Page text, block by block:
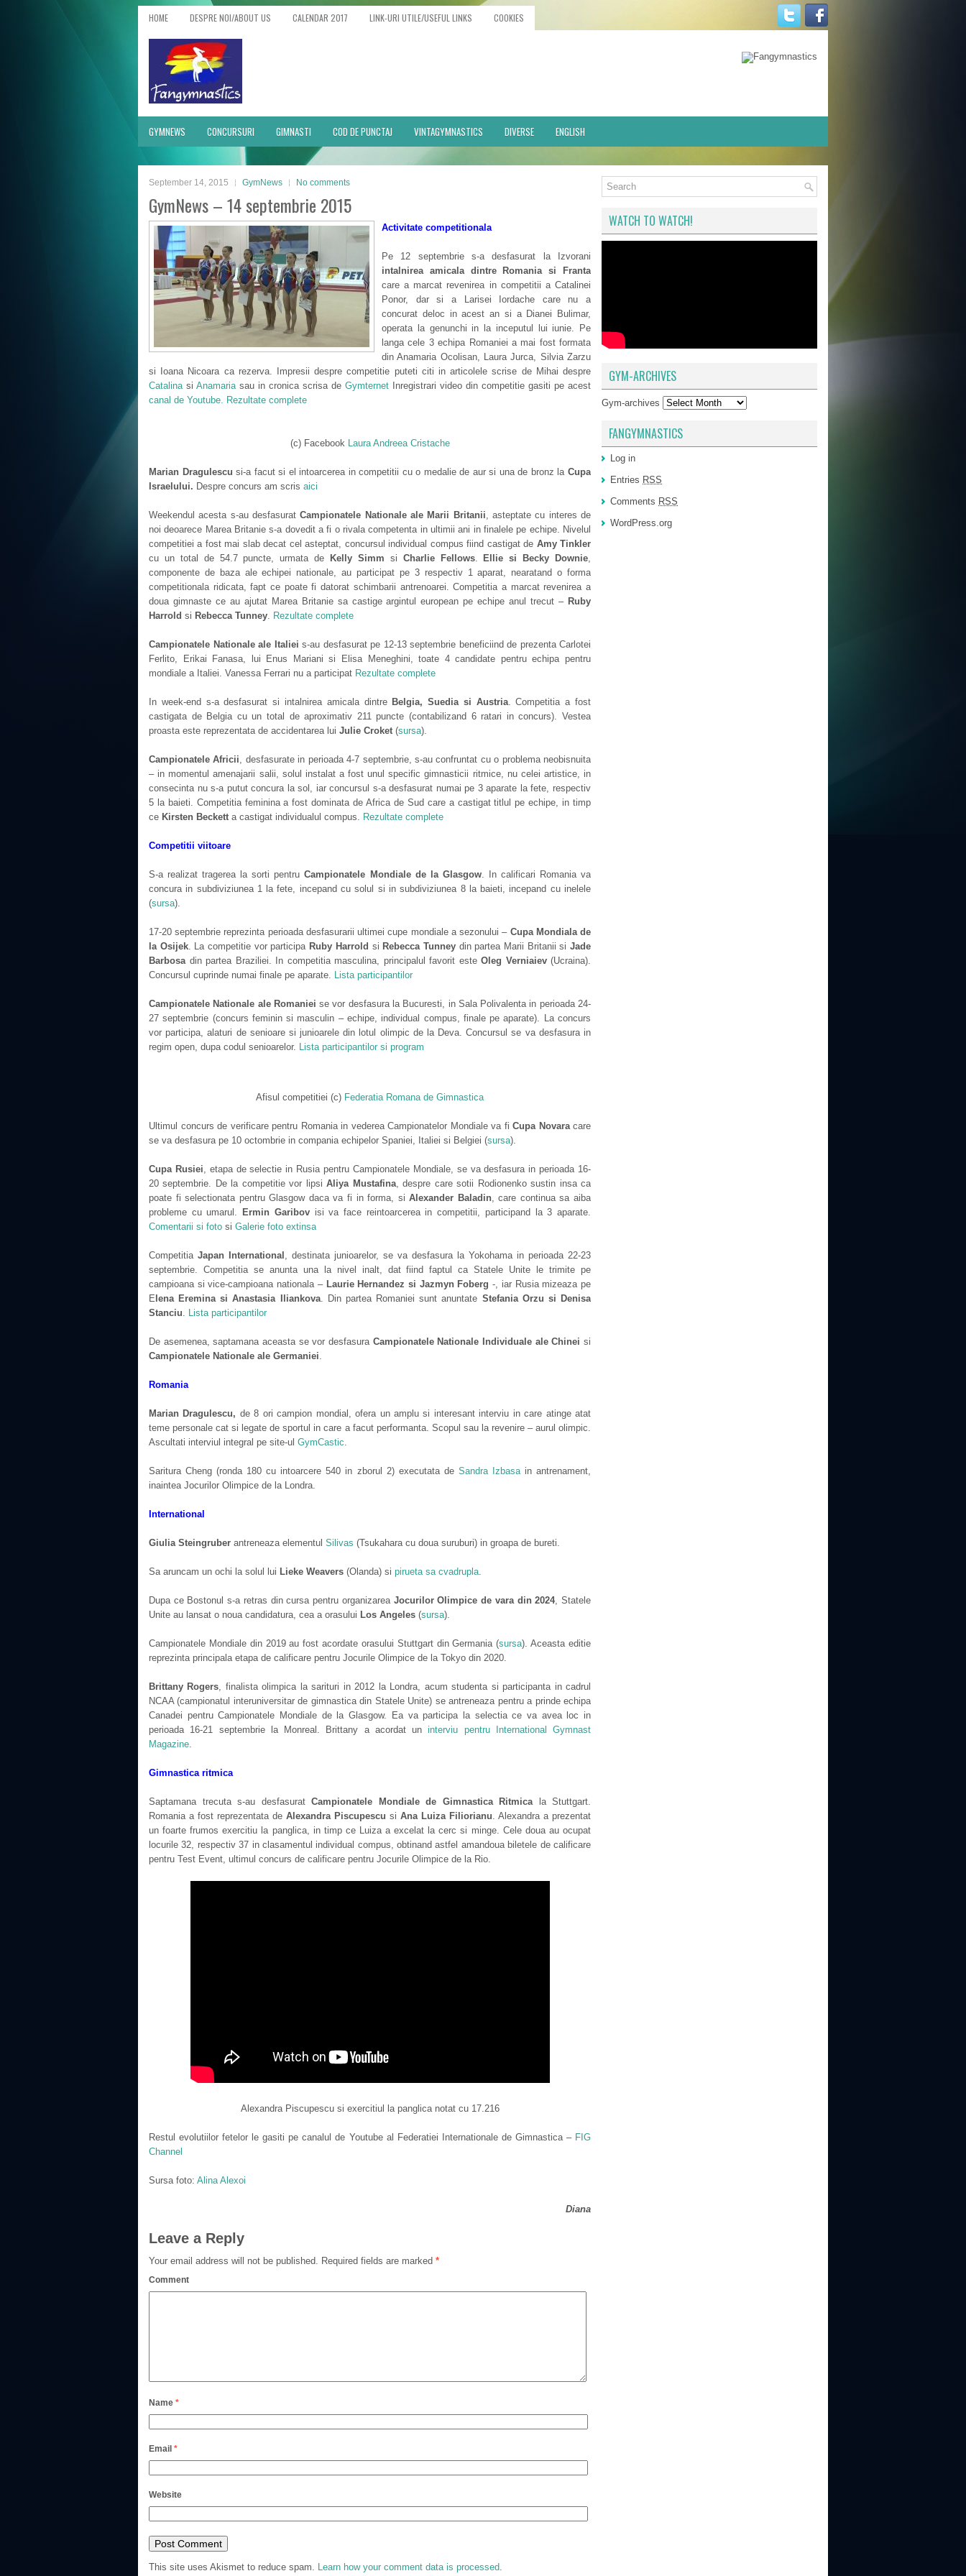
HOME DESPRE NOI/ABOUT US CALENDAR 2017 LINK-URI UTILE/USEFUL LINKS COOKIES
GYMNEWS CONCURSURI GIMNASTI COD DE PUNCTAJ VINTAGYMNASTICS DIVERSE ENGLISH
September 14, 2015 GymNews No comments
GymNews – 14 septembrie 2015
Activitate competitionala
Pe 12 septembrie s-a desfasurat la Izvorani
intalnirea amicala dintre Romania si Franta
care a marcat revenirea in competitii a Catalinei
Ponor, dar si a Larisei Iordache care nu a
concurat deloc in acest an si a Dianei Bulimar,
operata la genunchi in la inceputul lui iunie. Pe
langa cele 3 echipa Romaniei a mai fost formata
din Anamaria Ocolisan, Laura Jurca, Silvia Zarzu
si Ioana Nicoara ca rezerva. Impresii despre competitie puteti citi in articolele scrise de Mihai despre
Catalinasi Anamariasau in cronica scrisa de Gymternet Inregistrari video din competitie gasiti pe acest
canal de Youtube. Rezultate complete
(c) Facebook Laura Andreea Cristache
Marian Dragulescu si-a facut si el intoarcerea in competitii cu o medalie de aur si una de bronz laCupa
Israelului. Despre concurs am scris aici
Weekendul acesta s-au desfasuratCampionatele Nationale ale Marii Britanii, asteptate cu interes de
noi deoarece Marea Britanie s-a dovedit a fi o rivala competenta in ultimii ani in finalele pe echipe. Nivelul
competitiei a fost mai slab decat cel asteptat, concursul individual compus fiind castigat de Amy Tinkler
cu un total de 54.7 puncte, urmata de
Kelly Simm si Charlie Fellows. Ellie si Becky Downie,
componente de baza ale echipei nationale, au participat pe 3 respectiv 1 aparat, nearatand o forma
competitionala ridicata, fapt ce poate fi datorat schimbarii antrenoarei. Competitia a marcat revenirea a
doua gimnaste ce au ajutat Marea Britanie sa castige argintul european pe echipe anul trecut – Ruby
Harrold si Rebecca Tunney. Rezultate complete
Campionatele Nationale ale Italiei s-au desfasurat pe 12-13 septembrie beneficiind de prezenta Carlotei
Ferlito, Erikai Fanasa, lui Enus Mariani si Elisa Meneghini, toate 4 candidate pentru echipa pentru
mondiale a Italiei. Vanessa Ferrari nu a participat Rezultate complete
In week-end s-a desfasurat si intalnirea amicala dintre Belgia, Suedia si Austria. Competitia a fost
castigata de Belgia cu un total de aproximativ 211 puncte (contabilizand 6 ratari in concurs). Vestea
proasta este reprezentata de accidentarea lui Julie Croket (sursa).
Campionatele Africii, desfasurate in perioada 4-7 septembrie, s-au confruntat cu o problema neobisnuita
– in momentul amenajarii salii, solul instalat a fost unul specific gimnasticii ritmice, nu celei artistice, in
consecinta nu s-a putut concura la sol, iar concursul s-a desfasurat numai pe 3 aparate la fete, respectiv
5 la baieti. Competitia feminina a fost dominata de Africa de Sud care a castigat titlul pe echipe, in timp
ce Kirsten Beckett a castigat individualul compus. Rezultate complete
Competitii viitoare
S-a realizat tragerea la sorti pentruCampionatele Mondiale de la Glasgow. In calificari Romania va
concura in subdiviziunea 1 la fete, incepand cu solul si in subdiviziunea 8 la baieti, incepand cu inelele
(sursa).
17-20 septembrie reprezinta perioada desfasurarii ultimei cupe mondiale a sezonului –Cupa Mondiala de
la Osijek. La competitie vor participa Ruby Harrold si Rebecca Tunneydin partea Marii Britanii si Jade
Barbosadin partea Braziliei. In competitia masculina, principalul favorit este Oleg Verniaiev(Ucraina).
Concursul cuprinde numai finale pe aparate. Lista participantilor
Campionatele Nationale ale Romaniei se vor desfasura la Bucuresti, in Sala Polivalenta in perioada 24-
27 septembrie (concurs feminin si masculin – echipe, individual compus, finale pe aparate). La concurs
vor participa, alaturi de senioare si junioarele din lotul olimpic de la Deva. Concursul se va desfasura in
regim open, dupa codul senioarelor. Lista participantilor si program
Afisul competitiei (c) Federatia Romana de Gimnastica
Ultimul concurs de verificare pentru Romania in vederea Campionatelor Mondiale va fi Cupa Novaracare
se va desfasura pe 10 octombrie in compania echipelor Spaniei, Italiei si Belgiei (sursa).
Cupa Rusiei, etapa de selectie in Rusia pentru Campionatele Mondiale, se va desfasura in perioada 16-
20 septembrie. De la competitie vor lipsiAliya Mustafina, despre care sotii Rodionenko sustin insa ca
poate fi selectionata pentru Glasgow daca va fi in forma, siAlexander Baladin, care continua sa aiba
probleme cu umarul.
Ermin Garibovisi va face reintoarcerea in competitii, participand la 3 aparate.
Comentarii si foto si Galerie foto extinsa
Competitia Japan International , destinata junioarelor, se va desfasura la Yokohama in perioada 22-23
septembrie. Competitia se anunta una la nivel inalt, dat fiind faptul ca Statele Unite le trimite pe
campioana si vice-campioana nationala – Laurie Hernandez si Jazmyn Foberg -, iar Rusia mizeaza pe
E lena Eremina si Anastasia Iliankova. Din partea Romaniei sunt anuntate Stefania Orzu si Denisa
Stanciu. Lista participantilor
De asemenea, saptamana aceasta se vor desfasura Campionatele Nationale Individuale ale Chinei si
Campionatele Nationale ale Germaniei.
Romania
Marian Dragulescu, de 8 ori campion mondial, ofera un amplu si interesant interviu in care atinge atat
teme personale cat si legate de sportul in care a facut performanta. Scopul sau la revenire – aurul olimpic.
Ascultati interviul integral pe site-ul GymCastic.
Saritura Cheng (ronda 180 cu intoarcere 540 in zborul 2) executata de Sandra Izbasain antrenament,
inaintea Jocurilor Olimpice de la Londra.
International
Giulia Steingruber antreneaza elementul Silivas (Tsukahara cu doua suruburi) in groapa de bureti.
Sa aruncam un ochi la solul lui Lieke Weavers (Olanda) si pirueta sa cvadrupla.
Dupa ce Bostonul s-a retras din cursa pentru organizarea Jocurilor Olimpice de vara din 2024, Statele
Unite au lansat o noua candidatura, cea a orasului Los Angeles (sursa).
Campionatele Mondiale din 2019 au fost acordate orasului Stuttgart din Germania (sursa). Aceasta editie
reprezinta principala etapa de calificare pentru Jocurile Olimpice de la Tokyo din 2020.
Brittany Rogers, finalista olimpica la sarituri in 2012 la Londra, acum studenta si participanta in cadrul
NCAA (campionatul interuniversitar de gimnastica din Statele Unite) se antreneaza pentru a prinde echipa
Canadei pentru Campionatele Mondiale de la Glasgow. Ea va participa la selectia ce va avea loc in
perioada 16-21 septembrie la Monreal. Brittany a acordat uninterviu pentru International Gymnast
Magazine.
Gimnastica ritmica
Saptamana trecuta s-au desfasurat Campionatele Mondiale de Gimnastica Ritmicala Stuttgart.
Romania a fost reprezentata de Alexandra Piscupescu si Ana Luiza Filiorianu. Alexandra a prezentat
un foarte frumos exercitiu la panglica, in timp ce Luiza a excelat la cerc si minge. Cele doua au ocupat
locurile 32, respectiv 37 in clasamentul individual compus, obtinand astfel amandoua biletele de calificare
pentru Test Event, ultimul concurs de calificare pentru Jocurile Olimpice de la Rio.
Alexandra Piscupescu si exercitiul la panglica notat cu 17.216
Restul evolutiilor fetelor le gasiti pe canalul de Youtube al Federatiei Internationale de Gimnastica – FIG
Channel
Sursa foto: Alina Alexoi
Diana
Leave a Reply
Your email address will not be published. Required fields are marked *
Comment
Name *
Email *
Website
This site uses Akismet to reduce spam. Learn how your comment data is processed.
WATCH TO WATCH!
GYM-ARCHIVES
Gym-archives
FANGYMNASTICS
Log in
Entries RSS
Comments RSS
WordPress.org